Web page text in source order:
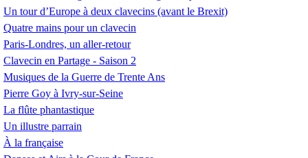
Un tour d’Europe à deux clavecins (avant le Brexit)
Quatre mains pour un clavecin
Paris-Londres, un aller-retour
Clavecin en Partage - Saison 2
Musiques de la Guerre de Trente Ans
Pierre Goy à Ivry-sur-Seine
La flûte phantastique
Un illustre parrain
À la française